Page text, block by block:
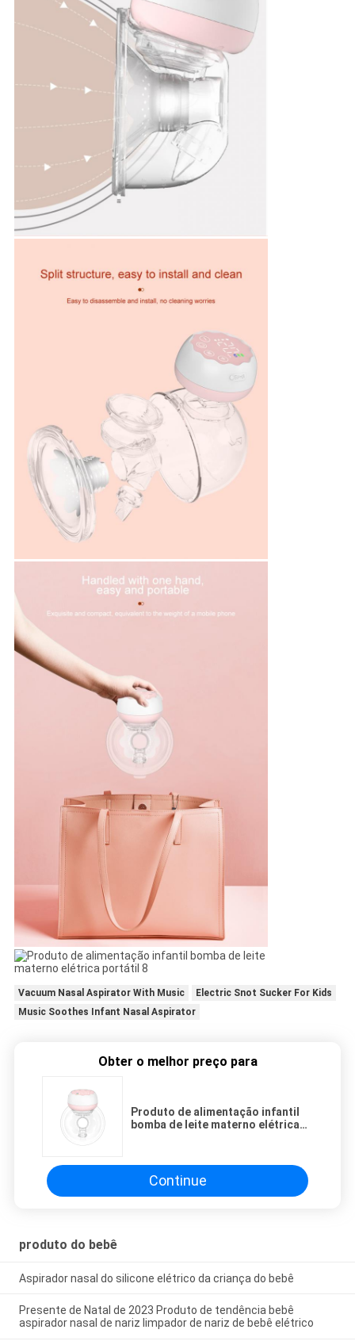
Vacuum Nasal Aspirator With Music
Electric Snot Sucker For Kids
Music Soothes Infant Nasal Aspirator
Obter o melhor preço para
Produto de alimentação infantil
bomba de leite materno elétrica
Continue
produto do bebê
Aspirador nasal do silicone elétrico da criança do bebê
Presente de Natal de 2023 Produto de tendência bebê
aspirador nasal de nariz limpador de nariz de bebê elétrico